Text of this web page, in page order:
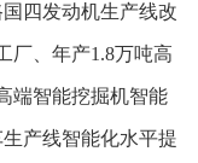
四发动机生产线改
厂、 年产1.8万吨高
端智能挖掘机智能
产线智能化水平提